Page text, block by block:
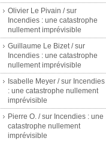
Olivier Le Pivain /sur
Incendies : une catastrophe
nullement imprévisible
Guillaume Le Bizet /sur
Incendies : une catastrophe
nullement imprévisible
Isabelle Meyer /sur Incendies
: une catastrophe nullement
imprévisible
Pierre O. /sur Incendies : une
catastrophe nullement
imprévisible